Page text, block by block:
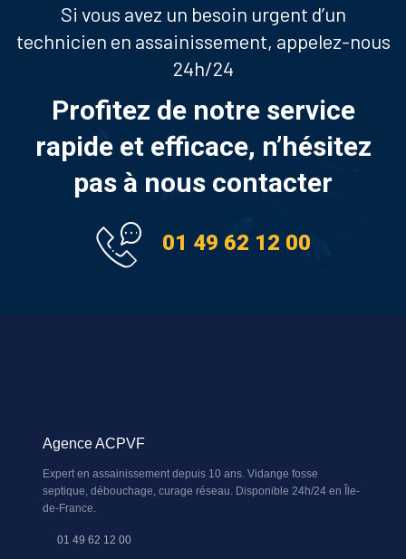
Si vous avez un besoin urgent d’un
technicien en assainissement, appelez-nous
24h/24
Profitez de notre service
rapide et efficace, n’hésitez
pas à nous contacter
01 49 62 12 00
Agence ACPVF
Expert en assainissement depuis 10 ans. Vidange fosse
septique, débouchage, curage réseau. Disponible 24h/24 en Île-
de-France.
01 49 62 12 00